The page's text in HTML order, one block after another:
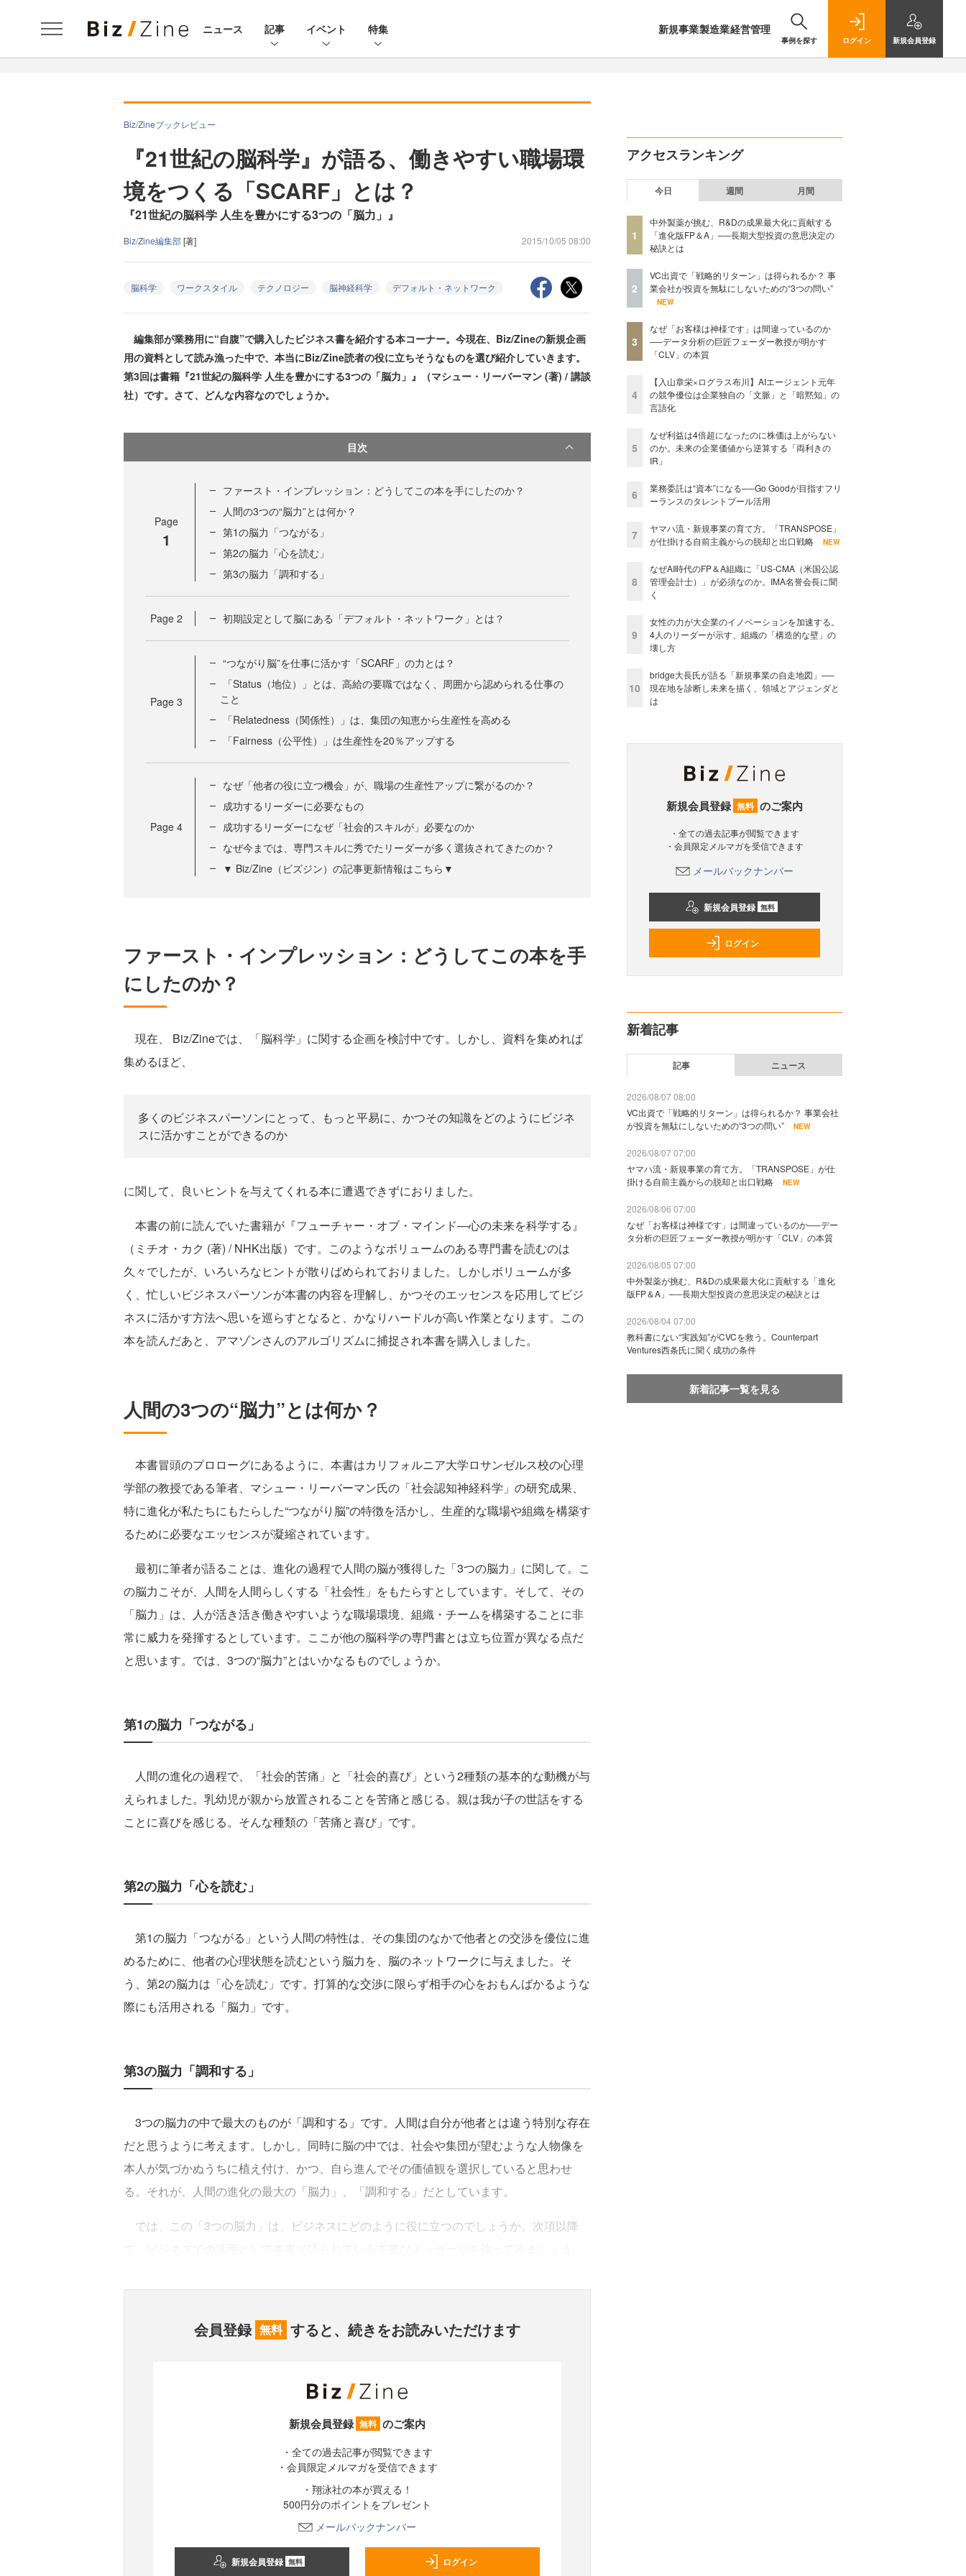
ニュース 記事 イベント 特集 新規事業製造業経営管理
事例を探す ログイン 新規会員登録
Biz/Zineブックレビュー
『21世紀の脳科学』が語る、働きやすい職場環
境をつくる「SCARF」とは？
『21世紀の脳科学 人生を豊かにする3つの「脳力」』
Biz/Zine編集部[著] 2015/10/05 08:00
脳科学 ワークスタイル テクノロジー 脳神経科学 デフォルト・ネットワーク
編集部が業務用に“自腹”で購入したビジネス書を紹介する本コーナー。今現在、Biz/Zineの新規企画
用の資料として読み漁った中で、本当にBiz/Zine読者の役に立ちそうなものを選び紹介していきます。
第3回は書籍『21世紀の脳科学 人生を豊かにする3つの「脳力」』（マシュー・リーバーマン (著) / 講談
社）です。さて、どんな内容なのでしょうか。
目次
Page
1
ファースト・インプレッション：どうしてこの本を手にしたのか？
人間の3つの“脳力”とは何か？
第1の脳力「つながる」
第2の脳力「心を読む」
第3の脳力「調和する」
Page 2 初期設定として脳にある「デフォルト・ネットワーク」とは？
Page 3
“つながり脳”を仕事に活かす「SCARF」の力とは？
「Status（地位）」とは、高給の要職ではなく、周囲から認められる仕事の
こと
「Relatedness（関係性）」は、集団の知恵から生産性を高める
「Fairness（公平性）」は生産性を20％アップする
Page 4
なぜ「他者の役に立つ機会」が、職場の生産性アップに繋がるのか？
成功するリーダーに必要なもの
成功するリーダーになぜ「社会的スキルが」必要なのか
なぜ今までは、専門スキルに秀でたリーダーが多く選抜されてきたのか？
▼ Biz/Zine（ビズジン）の記事更新情報はこちら▼
ファースト・インプレッション：どうしてこの本を手
にしたのか？
現在、 Biz/Zineでは、「脳科学」に関する企画を検討中です。しかし、資料を集めれば
集めるほど、
多くのビジネスパーソンにとって、もっと平易に、かつその知識をどのようにビジネ
スに活かすことができるのか
に関して、良いヒントを与えてくれる本に遭遇できずにおりました。
本書の前に読んでいた書籍が『フューチャー・オブ・マインド―心の未来を科学する』
（ミチオ・カク (著) / NHK出版）です。このようなボリュームのある専門書を読むのは
久々でしたが、いろいろなヒントが散りばめられておりました。しかしボリュームが多
く、忙しいビジネスパーソンが本書の内容を理解し、かつそのエッセンスを応用してビジ
ネスに活かす方法へ思いを巡らすとなると、かなりハードルが高い作業となります。この
本を読んだあと、アマゾンさんのアルゴリズムに捕捉され本書を購入しました。
人間の3つの“脳力”とは何か？
本書冒頭のプロローグにあるように、本書はカリフォルニア大学ロサンゼルス校の心理
学部の教授である筆者、マシュー・リーバーマン氏の「社会認知神経科学」の研究成果、
特に進化が私たちにもたらした“つながり脳”の特徴を活かし、生産的な職場や組織を構築す
るために必要なエッセンスが凝縮されています。
最初に筆者が語ることは、進化の過程で人間の脳が獲得した「3つの脳力」に関して。こ
の脳力こそが、人間を人間らしくする「社会性」をもたらすとしています。そして、その
「脳力」は、人が活き活き働きやすいような職場環境、組織・チームを構築することに非
常に威力を発揮するとしています。ここが他の脳科学の専門書とは立ち位置が異なる点だ
と思います。では、3つの“脳力”とはいかなるものでしょうか。
第1の脳力「つながる」
人間の進化の過程で、「社会的苦痛」と「社会的喜び」という2種類の基本的な動機が与
えられました。乳幼児が親から放置されることを苦痛と感じる。親は我が子の世話をする
ことに喜びを感じる。そんな種類の「苦痛と喜び」です。
第2の脳力「心を読む」
第1の脳力「つながる」という人間の特性は、その集団のなかで他者との交渉を優位に進
めるために、他者の心理状態を読むという脳力を、脳のネットワークに与えました。そ
う、第2の脳力は「心を読む」です。打算的な交渉に限らず相手の心をおもんばかるような
際にも活用される「脳力」です。
第3の脳力「調和する」
3つの脳力の中で最大のものが「調和する」です。人間は自分が他者とは違う特別な存在
だと思うように考えます。しかし、同時に脳の中では、社会や集団が望むような人物像を
本人が気づかぬうちに植え付け、かつ、自ら進んでその価値観を選択していると思わせ
る。それが、人間の進化の最大の「脳力」、「調和する」だとしています。
では、この「3つの脳力」は、ビジネスにどのように役に立つのでしょうか。次項以降
会員登録 無料 すると、続きをお読みいただけます
新規会員登録 無料 のご案内
・全ての過去記事が閲覧できます
・会員限定メルマガを受信できます
・翔泳社の本が買える！
500円分のポイントをプレゼント
メールバックナンバー
新規会員登録 無料 ログイン
アクセスランキング
今日 週間 月間
1
中外製薬が挑む、R&Dの成果最大化に貢献する
「進化版FP＆A」──長期大型投資の意思決定の
秘訣とは
2
VC出資で「戦略的リターン」は得られるか？ 事
業会社が投資を無駄にしないための“3つの問い”
NEW
3
なぜ「お客様は神様です」は間違っているのか
──データ分析の巨匠フェーダー教授が明かす
「CLV」の本質
4
【入山章栄×ログラス布川】AIエージェント元年
の競争優位は企業独自の「文脈」と「暗黙知」の
言語化
5
なぜ利益は4倍超になったのに株価は上がらない
のか。未来の企業価値から逆算する「両利きの
IR」
6
業務委託は“資本”になる──Go Goodが目指すフリ
ーランスのタレントプール活用
7
ヤマハ流・新規事業の育て方。「TRANSPOSE」
が仕掛ける自前主義からの脱却と出口戦略
NEW
8
なぜAI時代のFP＆A組織に「US-CMA（米国公認
管理会計士）」が必須なのか。IMA名誉会長に聞
く
9
女性の力が大企業のイノベーションを加速する。
4人のリーダーが示す、組織の「構造的な壁」の
壊し方
10
bridge大長氏が語る「新規事業の自走地図」──
現在地を診断し未来を描く、領域とアジェンダと
は
新規会員登録 無料 のご案内
・全ての過去記事が閲覧できます
・会員限定メルマガを受信できます
メールバックナンバー
新規会員登録 無料
ログイン
新着記事
記事 ニュース
2026/08/07 08:00
VC出資で「戦略的リターン」は得られるか？ 事業会社
が投資を無駄にしないための“3つの問い”
NEW
2026/08/07 07:00
ヤマハ流・新規事業の育て方。「TRANSPOSE」が仕
掛ける自前主義からの脱却と出口戦略
NEW
2026/08/06 07:00
なぜ「お客様は神様です」は間違っているのか──デー
タ分析の巨匠フェーダー教授が明かす「CLV」の本質
2026/08/05 07:00
中外製薬が挑む、R&Dの成果最大化に貢献する「進化
版FP＆A」──長期大型投資の意思決定の秘訣とは
2026/08/04 07:00
教科書にない“実践知”がCVCを救う。Counterpart
Ventures西条氏に聞く成功の条件
新着記事一覧を見る